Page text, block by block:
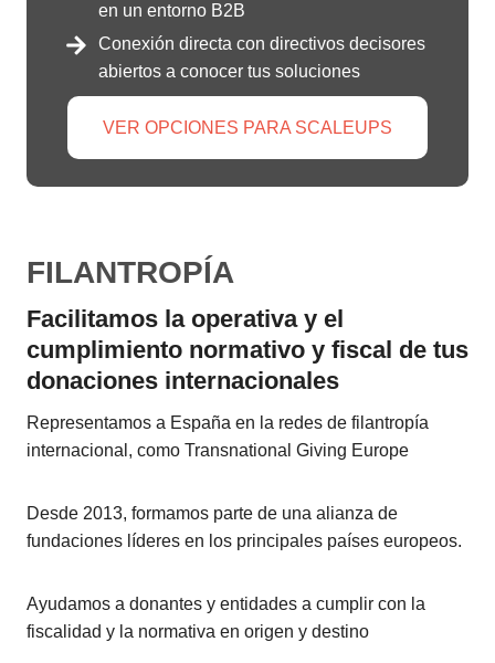
en un entorno B2B
Conexión directa con directivos decisores
abiertos a conocer tus soluciones
VER OPCIONES PARA SCALEUPS
FILANTROPÍA
Facilitamos la operativa y el
cumplimiento normativo y fiscal de tus
donaciones internacionales
Representamos a España en la redes de filantropía
internacional, como Transnational Giving Europe
Desde 2013, formamos parte de una alianza de
fundaciones líderes en los principales países europeos.
Ayudamos a donantes y entidades a cumplir con la
fiscalidad y la normativa en origen y destino